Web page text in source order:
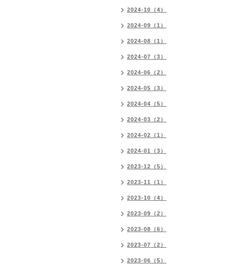
2024-10（4）
2024-09（1）
2024-08（1）
2024-07（3）
2024-06（2）
2024-05（3）
2024-04（5）
2024-03（2）
2024-02（1）
2024-01（3）
2023-12（5）
2023-11（1）
2023-10（4）
2023-09（2）
2023-08（6）
2023-07（2）
2023-06（5）